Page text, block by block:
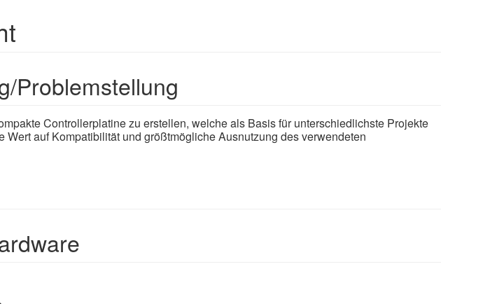
Problemstellung
Controllerplatine zu erstellen, welche als Basis für unterschiedlichste Projekte
Wert auf Kompatibilität und größtmögliche Ausnutzung des verwendeten